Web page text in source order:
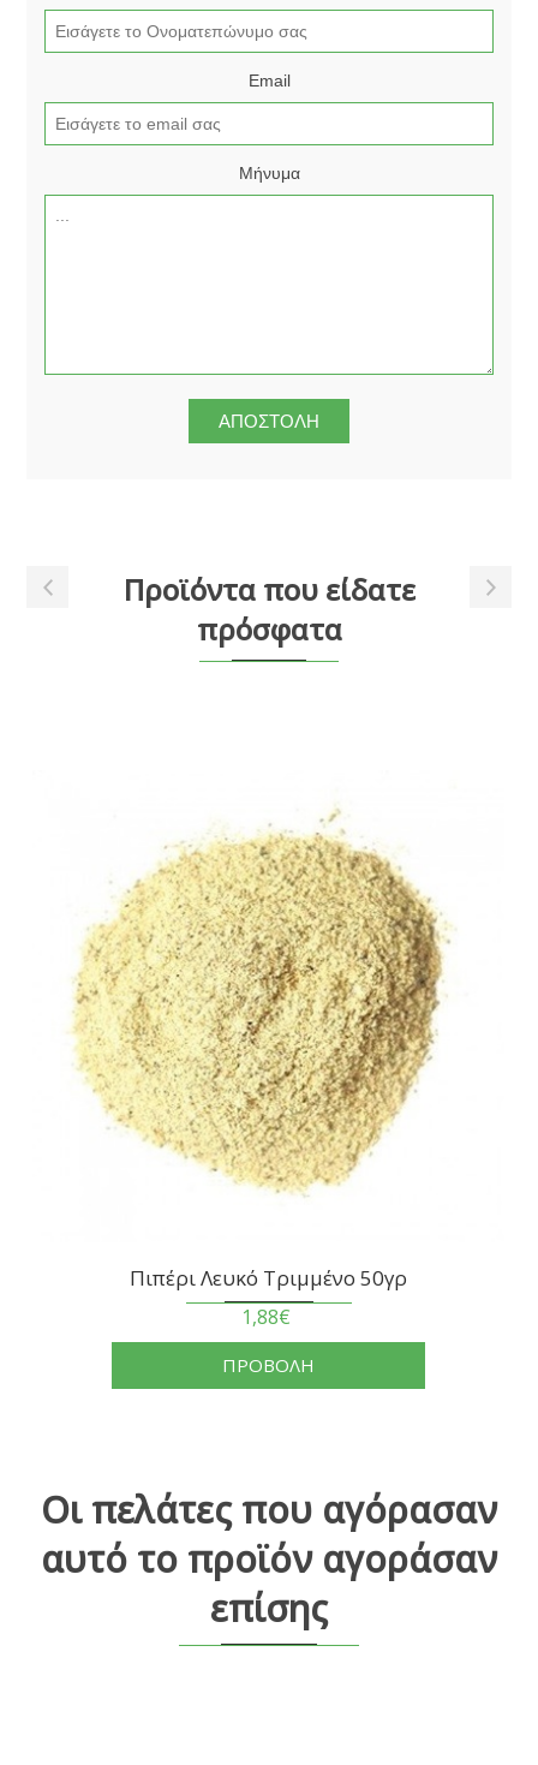
Email
Μήνυμα
Προϊόντα που είδατε
πρόσφατα
Πιπέρι Λευκό Τριμμένο 50γρ
1,88€
ΠΡΟΒΟΛΗ
Οι πελάτες που αγόρασαν
αυτό το προϊόν αγοράσαν
επίσης